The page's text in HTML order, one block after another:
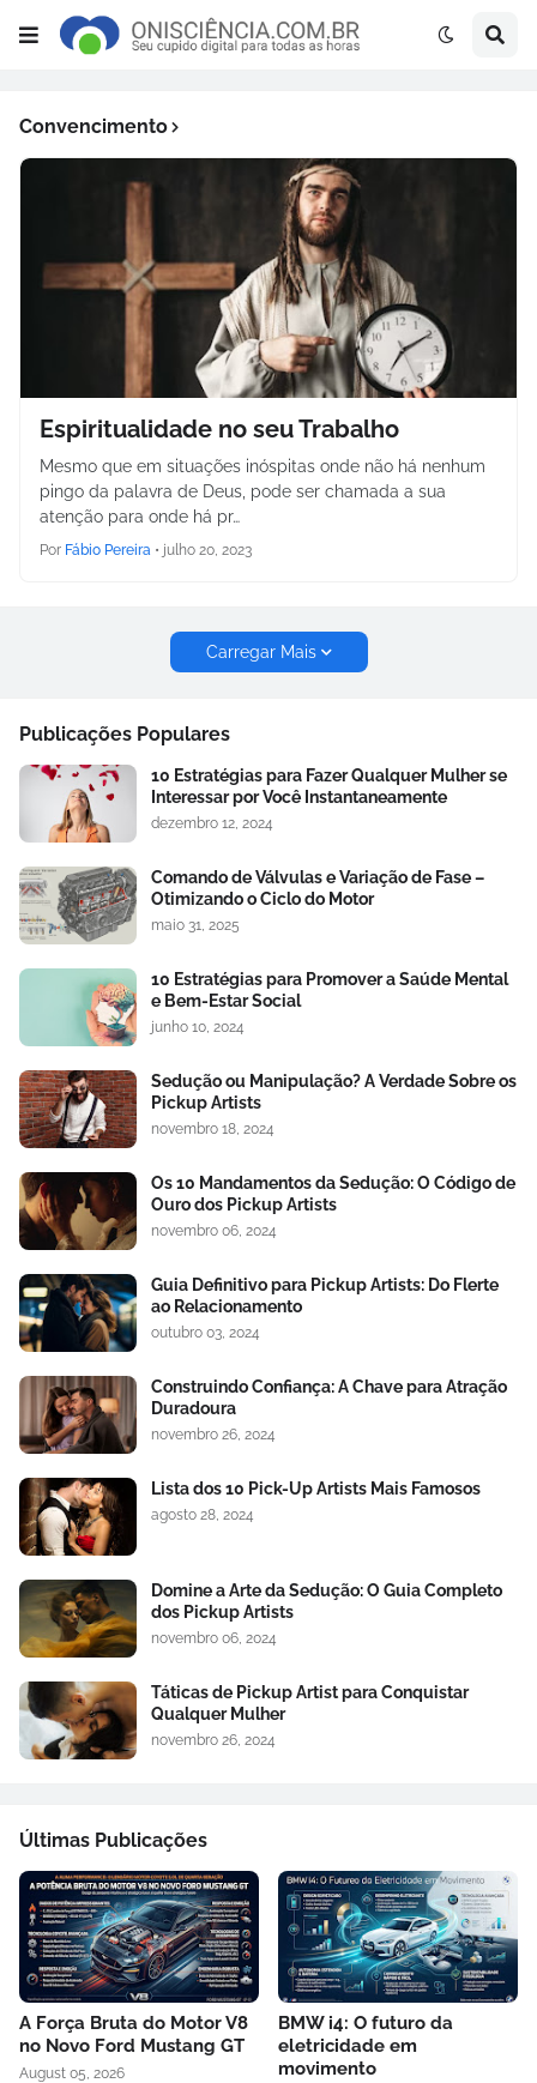
Convencimento
Espiritualidade no seu Trabalho
Mesmo que em situações inóspitas onde não há nenhum
pingo da palavra de Deus, pode ser chamada a sua
atenção para onde há pr…
Por Fábio Pereira • julho 20, 2023
Carregar Mais
Publicações Populares
10 Estratégias para Fazer Qualquer Mulher se
Interessar por Você Instantaneamente
dezembro 12, 2024
Comando de Válvulas e Variação de Fase –
Otimizando o Ciclo do Motor
maio 31, 2025
10 Estratégias para Promover a Saúde Mental
e Bem-Estar Social
junho 10, 2024
Sedução ou Manipulação? A Verdade Sobre os
Pickup Artists
novembro 18, 2024
Os 10 Mandamentos da Sedução: O Código de
Ouro dos Pickup Artists
novembro 06, 2024
Guia Definitivo para Pickup Artists: Do Flerte
ao Relacionamento
outubro 03, 2024
Construindo Confiança: A Chave para Atração
Duradoura
novembro 26, 2024
Lista dos 10 Pick-Up Artists Mais Famosos
agosto 28, 2024
Domine a Arte da Sedução: O Guia Completo
dos Pickup Artists
novembro 06, 2024
Táticas de Pickup Artist para Conquistar
Qualquer Mulher
novembro 26, 2024
Últimas Publicações
A Força Bruta do Motor V8
no Novo Ford Mustang GT
August 05, 2026
BMW i4: O futuro da
eletricidade em
movimento